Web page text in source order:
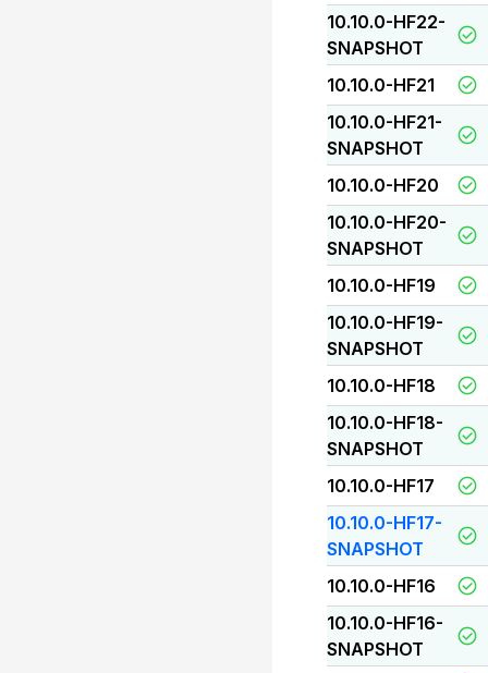
10.10.0-HF22-
SNAPSHOT
10.10.0-HF21
10.10.0-HF21-
SNAPSHOT
10.10.0-HF20
10.10.0-HF20-
SNAPSHOT
10.10.0-HF19
10.10.0-HF19-
SNAPSHOT
10.10.0-HF18
10.10.0-HF18-
SNAPSHOT
10.10.0-HF17
10.10.0-HF17-
SNAPSHOT
10.10.0-HF16
10.10.0-HF16-
SNAPSHOT